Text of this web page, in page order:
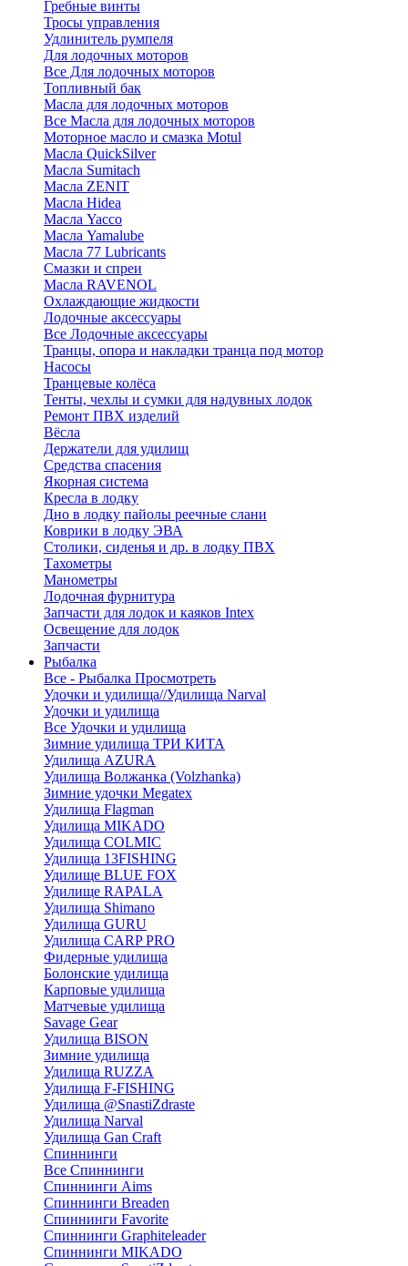
Гребные винты
Тросы управления
Удлинитель румпеля
Для лодочных моторов
Все Для лодочных моторов
Топливный бак
Масла для лодочных моторов
Все Масла для лодочных моторов
Моторное масло и смазка Motul
Масла QuickSilver
Масла Sumitach
Масла ZENIT
Масла Hidea
Масла Yacco
Масла Yamalube
Масла 77 Lubricants
Смазки и спреи
Масла RAVENOL
Охлаждающие жидкости
Лодочные аксессуары
Все Лодочные аксессуары
Транцы, опора и накладки транца под мотор
Насосы
Транцевые колёса
Тенты, чехлы и сумки для надувных лодок
Ремонт ПВХ изделий
Вёсла
Держатели для удилищ
Средства спасения
Якорная система
Кресла в лодку
Дно в лодку пайолы реечные слани
Коврики в лодку ЭВА
Столики, сиденья и др. в лодку ПВХ
Тахометры
Манометры
Лодочная фурнитура
Запчасти для лодок и каяков Intex
Освещение для лодок
Запчасти
Рыбалка
Все - Рыбалка Просмотреть
Удочки и удилища//Удилища Narval
Удочки и удилища
Все Удочки и удилища
Зимние удилища ТРИ КИТА
Удилища AZURA
Удилища Волжанка (Volzhanka)
Зимние удочки Megatex
Удилища Flagman
Удилища MIKADO
Удилища COLMIC
Удилища 13FISHING
Удилище BLUE FOX
Удилище RAPALA
Удилища Shimano
Удилища GURU
Удилища CARP PRO
Фидерные удилища
Болонские удилища
Карповые удилища
Матчевые удилища
Savage Gear
Удилища BISON
Зимние удилища
Удилища RUZZA
Удилища F-FISHING
Удилища @SnastiZdraste
Удилища Narval
Удилища Gan Craft
Спиннинги
Все Спиннинги
Спиннинги Aims
Спиннинги Breaden
Спиннинги Favorite
Спиннинги Graphiteleader
Спиннинги MIKADO